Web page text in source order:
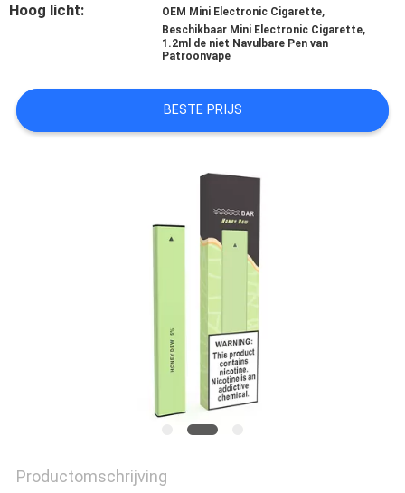
PRIVACY
POLICY
Hoog licht: OEM Mini Electronic Cigarette,
Beschikbaar Mini Electronic Cigarette,
1.2ml de niet Navulbare Pen van
Patroonvape
BESTE PRIJS
Productomschrijving